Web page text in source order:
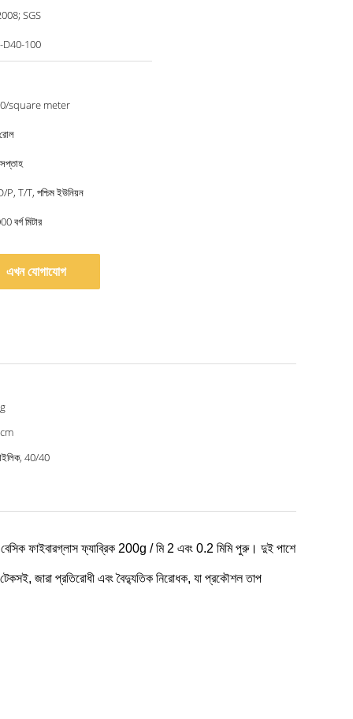
SGS
D40-100
square meter
T/T, পশ্চিম ইউনিয়ন
বর্গ মিটার
এখন যোগাযোগ
40/40
বেসিক ফাইবারগ্লাস ফ্যাব্রিক 200g / মি 2 এবং 0.2 মিমি পুরু। দুই পাশে
জারা প্রতিরোধী এবং বৈদ্যুতিক নিরোধক, যা প্রকৌশল তাপ